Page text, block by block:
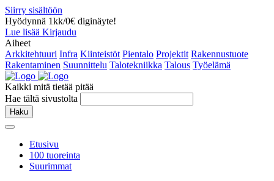
Siirry sisältöön
Hyödynnä 1kk/0€ diginäyte!
Lue lisää Kirjaudu
Aiheet
Arkkitehtuuri Infra Kiinteistöt Pientalo Projektit Rakennustuote
Rakentaminen Suunnittelu Talotekniikka Talous Työelämä
Kaikki mitä tietää pitää
Hae tältä sivustolta
Haku
Etusivu
100 tuoreinta
Suurimmat